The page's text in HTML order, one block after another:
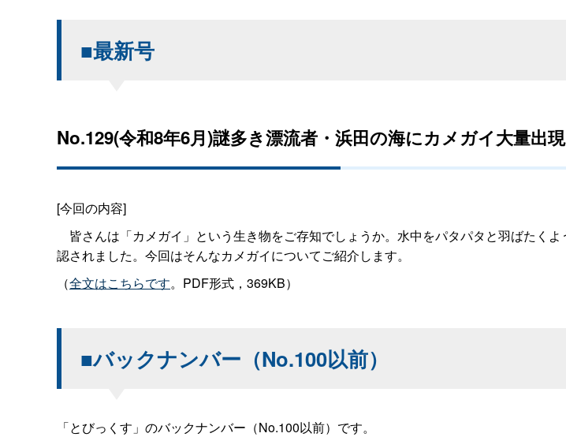
■最新号
No.129(令和8年6月)謎多き漂流者・浜田の海にカメガイ大量出現
[今回の内容]
皆さんは「カメガイ」という生き物をご存知でしょうか。水中をパタパタと羽ばたく
認されました。今回はそんなカメガイについてご紹介します。
（全文はこちらです。PDF形式，369KB）
■バックナンバー（No.100以前）
「とびっくす」のバックナンバー（No.100以前）です。